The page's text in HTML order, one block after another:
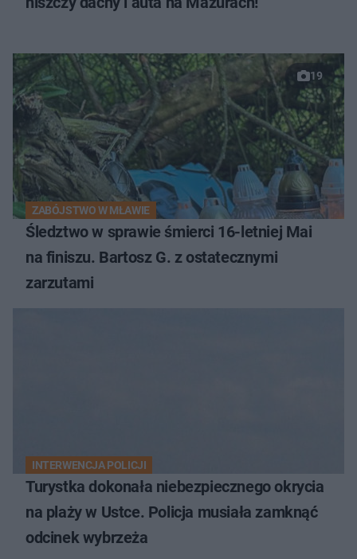
19
ZABÓJSTWO W MŁAWIE
Śledztwo w sprawie śmierci 16-letniej Mai
na finiszu. Bartosz G. z ostatecznymi
zarzutami
INTERWENCJA POLICJI
Turystka dokonała niebezpiecznego okrycia
na plaży w Ustce. Policja musiała zamknąć
odcinek wybrzeża